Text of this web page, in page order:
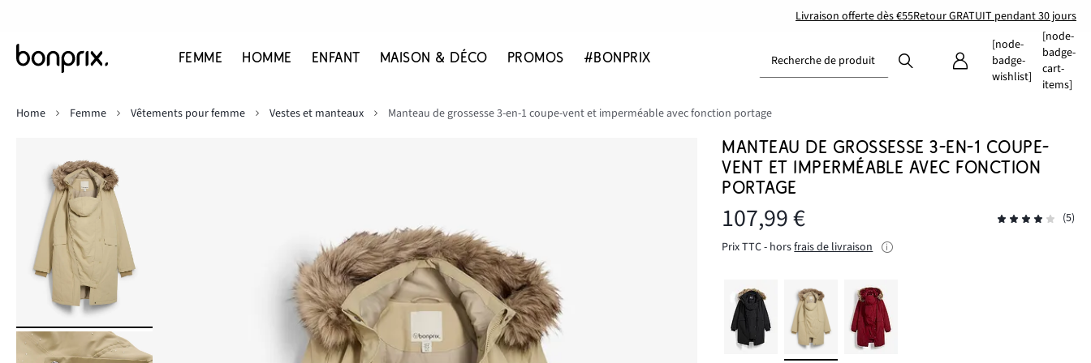
Livraison offerte dès €55Retour GRATUIT pendant 30 jours
FEMME HOMME ENFANT MAISON & DÉCO PROMOS #BONPRIX Recherche de produit
[node-
badge-
wishlist]
[node-
badge-
cart-
items]
Home
Femme Vêtements pour femme Vestes et manteaux Manteau de grossesse 3-en-1 coupe-vent et imperméable avec fonction portage
MANTEAU DE GROSSESSE 3-EN-1 COUPE-
VENT ET IMPERMÉABLE AVEC FONCTION
PORTAGE
107,99 €
(5)
Prix TTC - horsfrais de livraison